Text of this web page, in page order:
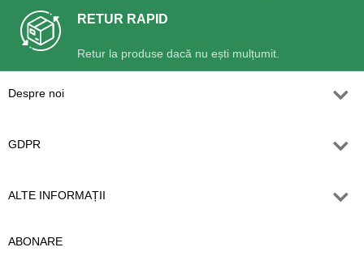
RETUR RAPID
Retur la produse dacă nu ești mulțumit.
Despre noi
GDPR
ALTE INFORMAȚII
ABONARE